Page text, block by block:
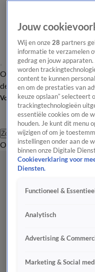
OverzichtAfleveringen
de redactieNieuwsbrief
Volg Shownieuws
Zoeken
OverzichtEntertainment
Jouw
Wij en onze 28 partners
informatie te verzamelen
gedrag en jouw
worden
content te kunnen
en om de prestaties van
keuze opslaan”
trackingtechnologieën
essentiële cookies om de
houden. Je kunt dit menu
wijzigen of om je
instellingen onder aan de
binnen onze Digitale
Cookieverklaring voor
Diensten.
Functioneel & Essentieel
Analytisch
Advertising &
Marketing & Social